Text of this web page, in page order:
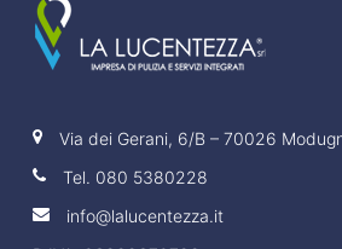
Via dei Gerani, 6/B – 70026
Tel. 080 5380228
info@lalucentezza.it